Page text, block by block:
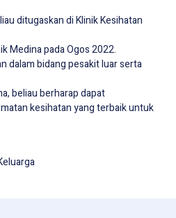
ditugaskan di Klinik Kesihatan
Medina pada Ogos 2022.
dalam bidang pesakit luar serta
beliau berharap dapat
kesihatan yang terbaik untuk